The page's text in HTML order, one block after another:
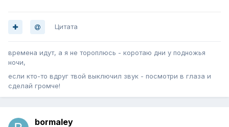
Цитата
времена идут, а я не тороплюсь - коротаю дни у подножья
ночи,
если кто-то вдруг твой выключил звук - посмотри в глаза и
сделай громче!
bormaley